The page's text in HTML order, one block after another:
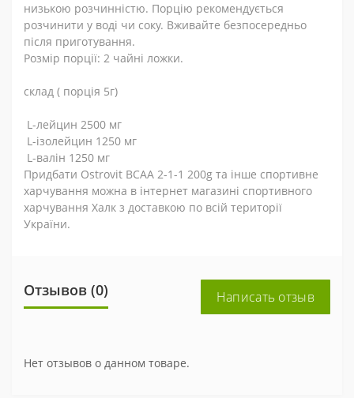
низькою розчинністю. Порцію рекомендується
розчинити у воді чи соку. Вживайте безпосередньо
після приготування.
Розмір порції: 2 чайні ложки.
склад ( порція 5г)
L-лейцин 2500 мг
L-ізолейцин 1250 мг
L-валін 1250 мг
Придбати Ostrovit BCAA 2-1-1 200g та інше спортивне
харчування можна в інтернет магазині спортивного
харчування Халк з доставкою по всій території
України.
Отзывов (0) Написать отзыв
Нет отзывов о данном товаре.